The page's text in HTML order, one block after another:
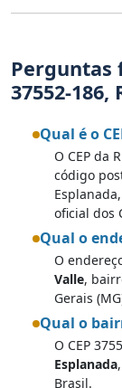
Perguntas
37552-
Qual é o
O CEP da
código
oficial dos
Qual o
O
Valle,
Gerais
Qual o
O CEP
Esplanada
Brasil.